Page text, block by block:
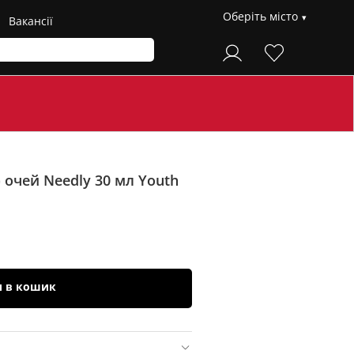
Вакансії Оберіть місто
Needly 30 мл Youth
в кошик